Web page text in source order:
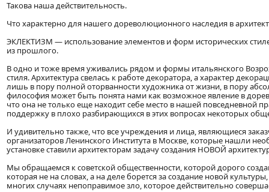
Такова наша действительность.
Что характерно для нашего дореволюционного наследия в
ЭКЛЕКТИЗМ — использование элементов и форм исторических
из прошлого.
В одно и тоже время уживались рядом и формы итальянского
стиля. Архитектура свелась к работе декоратора, а характер
лишь в пору полной оторванности художника от жизни, в пору
философия может быть понята нами как возможное явление в
что она не только еще находит себе место в нашей повседневной
поддержку в плохо разбирающихся в этих вопросах некоторых
И удивительно также, что все учреждения и лица, являющиеся
организаторов Ленинского Института в Москве, которые нашли
установке ставили архитекторам задачу создания НОВОЙ
Мы обращаемся к советской общественности, которой дорого
которая не на словах, а на деле борется за создание новой
многих случаях непоправимое зло, которое действительно